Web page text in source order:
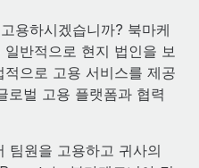
용하시겠습니까? 북마케
반적으로 현지 법인을 보
으로 고용 서비스를 제공
로벌 고용 플랫폼과 협력
팀원을 고용하고 귀사의